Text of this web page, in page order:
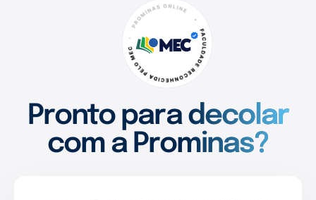
Pronto para decolar
com a Prominas?